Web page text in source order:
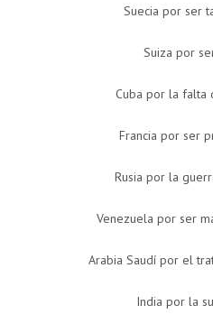
Suecia por ser
Suiza por
Cuba por la falta
Francia por ser
Rusia por la
Venezuela por ser
Arabia Saudí por el
India por la